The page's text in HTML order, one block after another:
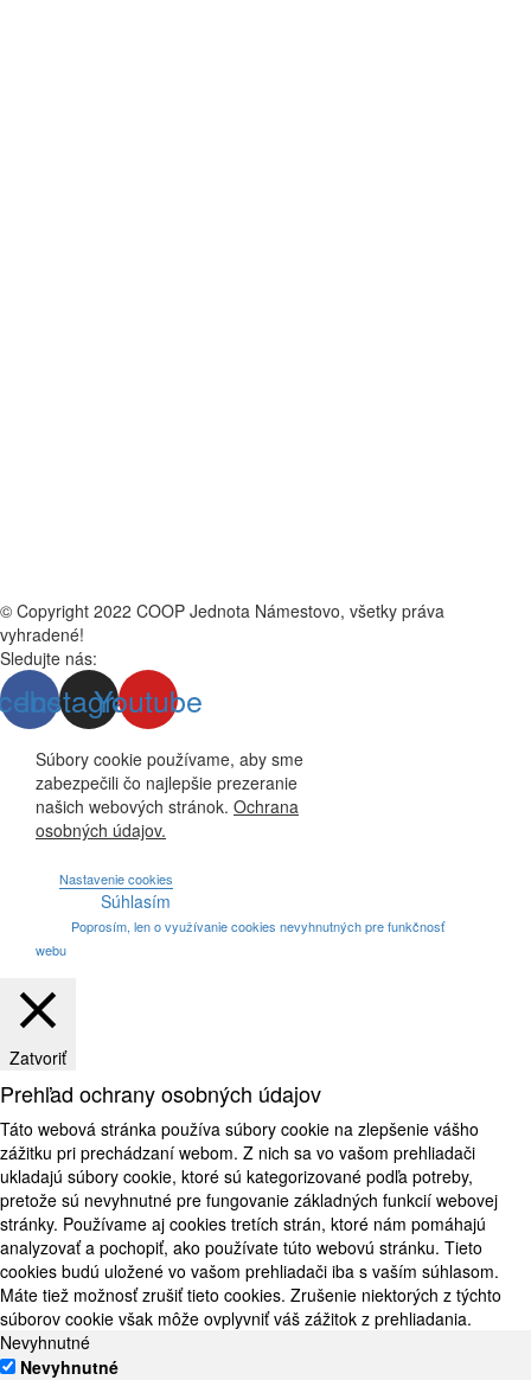
© Copyright 2022 COOP Jednota Námestovo, všetky práva
vyhradené!
Sledujte nás:
Instagram
Youtube
Súbory cookie používame, aby sme
zabezpečili čo najlepšie prezeranie
našich webových stránok. Ochrana
osobných údajov.
Nastavenie cookies
Súhlasím
Poprosím, len o využívanie cookies nevyhnutných pre funkčnosť
webu
Zatvoriť
Prehľad ochrany osobných údajov
Táto webová stránka používa súbory cookie na zlepšenie vášho
zážitku pri prechádzaní webom. Z nich sa vo vašom prehliadači
ukladajú súbory cookie, ktoré sú kategorizované podľa potreby,
pretože sú nevyhnutné pre fungovanie základných funkcií webovej
stránky. Používame aj cookies tretích strán, ktoré nám pomáhajú
analyzovať a pochopiť, ako používate túto webovú stránku. Tieto
cookies budú uložené vo vašom prehliadači iba s vaším súhlasom.
Máte tiež možnosť zrušiť tieto cookies. Zrušenie niektorých z týchto
súborov cookie však môže ovplyvniť váš zážitok z prehliadania.
Nevyhnutné
Nevyhnutné